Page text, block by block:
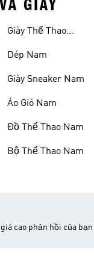
GIÀY
Giày Thể Thao
Dép Nam
Giày Sneaker Nam
Áo Gió Nam
Đồ Thể Thao Nam
Bộ Thể Thao Nam
cao phản hồi của bạn